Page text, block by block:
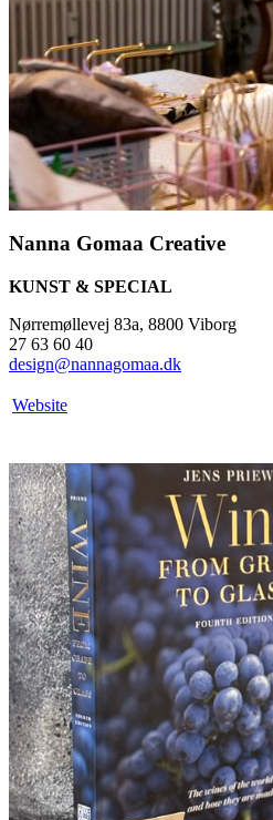
Nanna Gomaa Creative
KUNST & SPECIAL
Nørremøllevej 83a, 8800 Viborg
27 63 60 40
design@nannagomaa.dk
Website